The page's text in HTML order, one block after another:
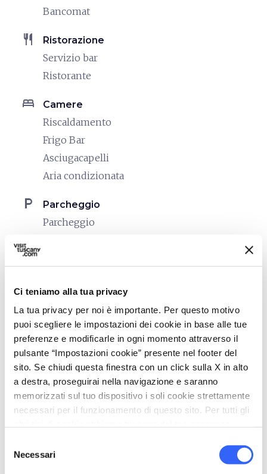
Ci teniamo alla tua privacy
La tua privacy per noi è importante. Per questo motivo
puoi scegliere le impostazioni dei cookie in base alle tue
preferenze e modificarle in ogni momento attraverso il
pulsante “Impostazioni cookie” presente nel footer del
sito. Se chiudi questa finestra con un click sulla X in alto
a destra, proseguirai nella navigazione e saranno
memorizzati sul tuo dispositivo i soli cookie strettamente
necessari per il funzionamento di questo sito. Per tutti gli
delNecessari
Bancomat
restaurant Ristorazione
Servizio bar
Ristorante
bed Camere
Riscaldamento
Frigo Bar
Asciugacapelli
Aria condizionata
local_parking Parcheggio
Parcheggio
celebration
Visite Guidate
Vendita prodotti agro-alimentari
Degustazione
work Business e Mice
Sala riunioni
pets Animali ammessi (Pet friendly)